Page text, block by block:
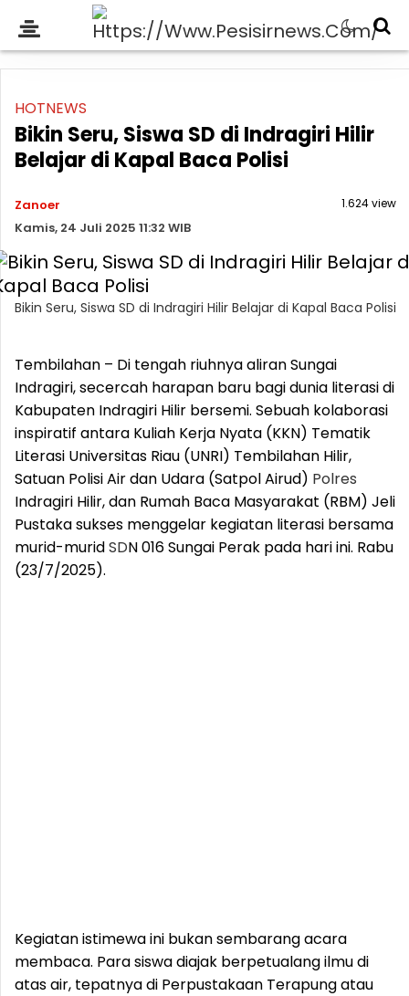
HOTNEWS
Bikin Seru, Siswa SD di Indragiri Hilir
Belajar di Kapal Baca Polisi
Zanoer
Kamis, 24 Juli 2025 11:32 WIB
1.624 view
Bikin Seru, Siswa SD di Indragiri Hilir Belajar di Kapal Baca Polisi
Tembilahan – Di tengah riuhnya aliran Sungai
Indragiri, secercah harapan baru bagi dunia literasi di
Kabupaten Indragiri Hilir bersemi. Sebuah kolaborasi
inspiratif antara Kuliah Kerja Nyata (KKN) Tematik
Literasi Universitas Riau (UNRI) Tembilahan Hilir,
Satuan Polisi Air dan Udara (Satpol Airud) Polres
Indragiri Hilir, dan Rumah Baca Masyarakat (RBM) Jeli
Pustaka sukses menggelar kegiatan literasi bersama
murid-muridSDN 016 Sungai Perak pada hari ini. Rabu
(23/7/2025).
Kegiatan istimewa ini bukan sembarang acara
membaca. Para siswa diajak berpetualang ilmu di
atas air, tepatnya di Perpustakaan Terapung atau